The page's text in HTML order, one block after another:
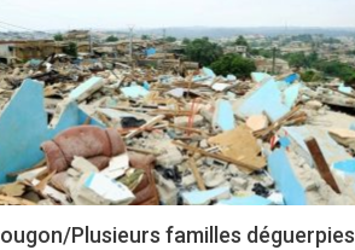
Plusieurs familles déguerpies